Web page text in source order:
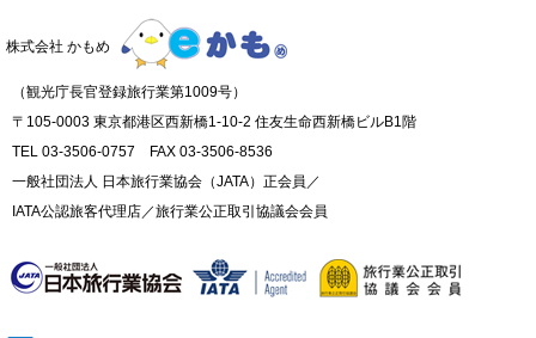
株式会社 かもめ
（観光庁長官登録旅行業第1009号）
〒105-0003 東京都港区西新橋1-10-2 住友生命西新橋ビルB1階
TEL 03-3506-0757 FAX 03-3506-8536
一般社団法人 日本旅行業協会（JATA）正会員／
IATA公認旅客代理店／旅行業公正取引協議会会員